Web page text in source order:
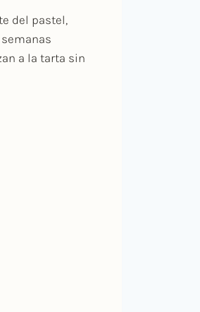
del pastel,
a la tarta sin